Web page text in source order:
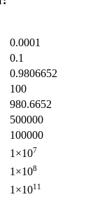
0.0001
0.1
0.9806652
100
980.6652
500000
100000
1×107
1×108
1×1011